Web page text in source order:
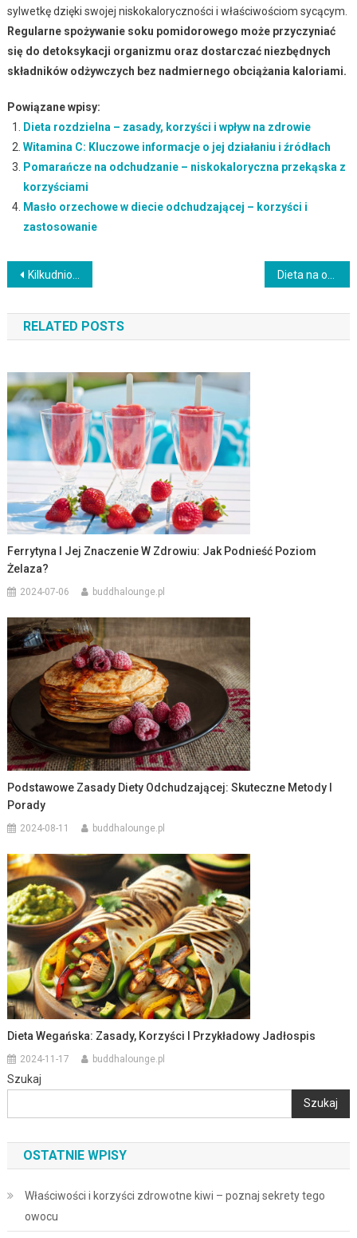
sylwetkę dzięki swojej niskokaloryczności i właściwościom sycącym.
Regularne spożywanie soku pomidorowego może przyczyniać
się do detoksykacji organizmu oraz dostarczać niezbędnych
składników odżywczych bez nadmiernego obciążania kaloriami.
Powiązane wpisy:
Dieta rozdzielna – zasady, korzyści i wpływ na zdrowie
Witamina C: Kluczowe informacje o jej działaniu i źródłach
Pomarańcze na odchudzanie – niskokaloryczna przekąska z
korzyściami
Masło orzechowe w diecie odchudzającej – korzyści i
zastosowanie
Nawigacja
wpisu
Kilkudniowa dieta odchudzająca – skuteczne metody i zasady
RELATED POSTS
Ferrytyna I Jej Znaczenie W Zdrowiu: Jak Podnieść Poziom
Żelaza?
2024-07-06 buddhalounge.pl
Podstawowe Zasady Diety Odchudzającej: Skuteczne Metody I
Porady
2024-08-11 buddhalounge.pl
Dieta Wegańska: Zasady, Korzyści I Przykładowy Jadłospis
2024-11-17 buddhalounge.pl
Szukaj
Szukaj
OSTATNIE WPISY
Właściwości i korzyści zdrowotne kiwi – poznaj sekrety tego
owocu